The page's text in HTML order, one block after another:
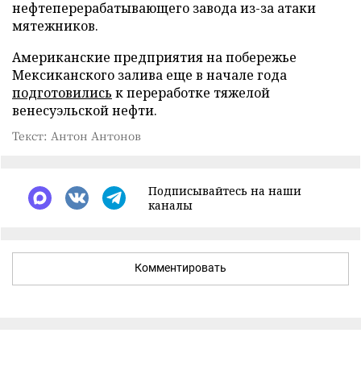
нефтеперерабатывающего завода из-за атаки
мятежников.
Американские предприятия на побережье
Мексиканского залива еще в начале года
подготовились к переработке тяжелой
венесуэльской нефти.
Текст: Антон Антонов
Подписывайтесь на наши
каналы
Комментировать